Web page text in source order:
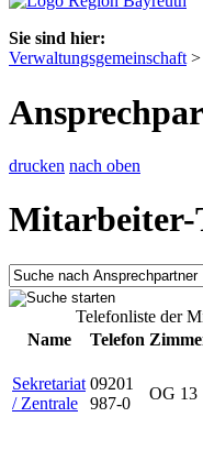
Sie sind hier:
Verwaltungsgemeinschaft >
drucken nach oben
Mitarbeiter-
Telefonliste der
Name
Telefon
Sekretariat
/ Zentrale
09201
987-0
OG 13